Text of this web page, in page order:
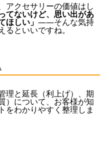
アクセサリーの価値はし
てないけど、思い出があ
ほしい」 ——そんな気持
といいですね。
理と延長（利上げ）、期
）について、お客様が知
をわかりやすく整理しま